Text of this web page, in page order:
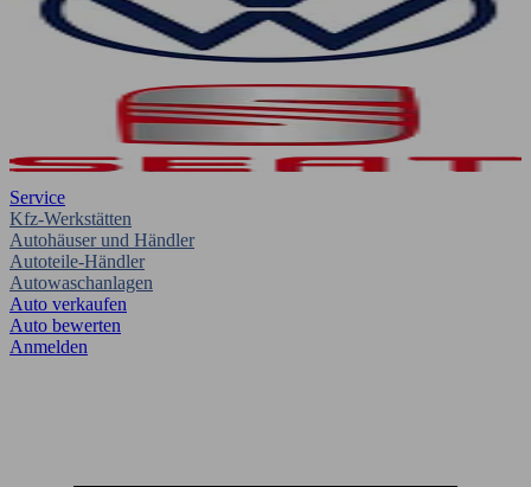
Service
Kfz-Werkstätten
Autohäuser und Händler
Autoteile-Händler
Autowaschanlagen
Auto verkaufen
Auto bewerten
Anmelden